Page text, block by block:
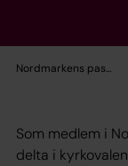
Nordmarkens pastorat
Som medlem i
delta i